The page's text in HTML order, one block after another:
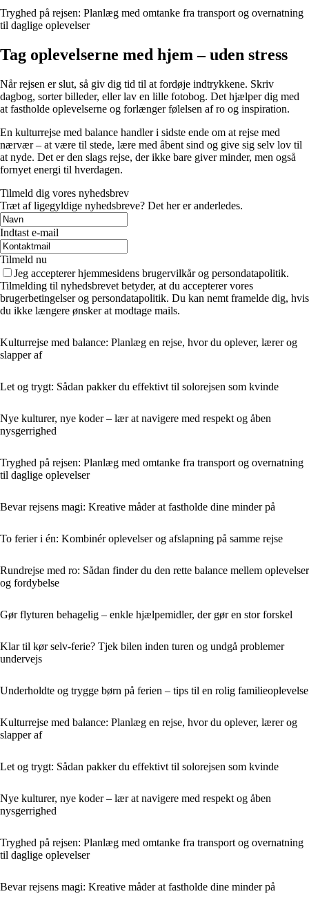
Tryghed på rejsen: Planlæg med omtanke fra transport og overnatning
til daglige oplevelser
Tag oplevelserne med hjem – uden stress
Når rejsen er slut, så giv dig tid til at fordøje indtrykkene. Skriv
dagbog, sorter billeder, eller lav en lille fotobog. Det hjælper dig med
at fastholde oplevelserne og forlænger følelsen af ro og inspiration.
En kulturrejse med balance handler i sidste ende om at rejse med
nærvær – at være til stede, lære med åbent sind og give sig selv lov til
at nyde. Det er den slags rejse, der ikke bare giver minder, men også
fornyet energi til hverdagen.
Tilmeld dig vores nyhedsbrev
Træt af ligegyldige nyhedsbreve? Det her er anderledes.
Indtast e-mail
Tilmeld nu
Jeg accepterer hjemmesidens brugervilkår og persondatapolitik.
Tilmelding til nyhedsbrevet betyder, at du accepterer vores
brugerbetingelser og persondatapolitik. Du kan nemt framelde dig, hvis
du ikke længere ønsker at modtage mails.
Kulturrejse med balance: Planlæg en rejse, hvor du oplever, lærer og
slapper af
Let og trygt: Sådan pakker du effektivt til solorejsen som kvinde
Nye kulturer, nye koder – lær at navigere med respekt og åben
nysgerrighed
Tryghed på rejsen: Planlæg med omtanke fra transport og overnatning
til daglige oplevelser
Bevar rejsens magi: Kreative måder at fastholde dine minder på
To ferier i én: Kombinér oplevelser og afslapning på samme rejse
Rundrejse med ro: Sådan finder du den rette balance mellem oplevelser
og fordybelse
Gør flyturen behagelig – enkle hjælpemidler, der gør en stor forskel
Klar til kør selv-ferie? Tjek bilen inden turen og undgå problemer
undervejs
Underholdte og trygge børn på ferien – tips til en rolig familieoplevelse
Kulturrejse med balance: Planlæg en rejse, hvor du oplever, lærer og
slapper af
Let og trygt: Sådan pakker du effektivt til solorejsen som kvinde
Nye kulturer, nye koder – lær at navigere med respekt og åben
nysgerrighed
Tryghed på rejsen: Planlæg med omtanke fra transport og overnatning
til daglige oplevelser
Bevar rejsens magi: Kreative måder at fastholde dine minder på